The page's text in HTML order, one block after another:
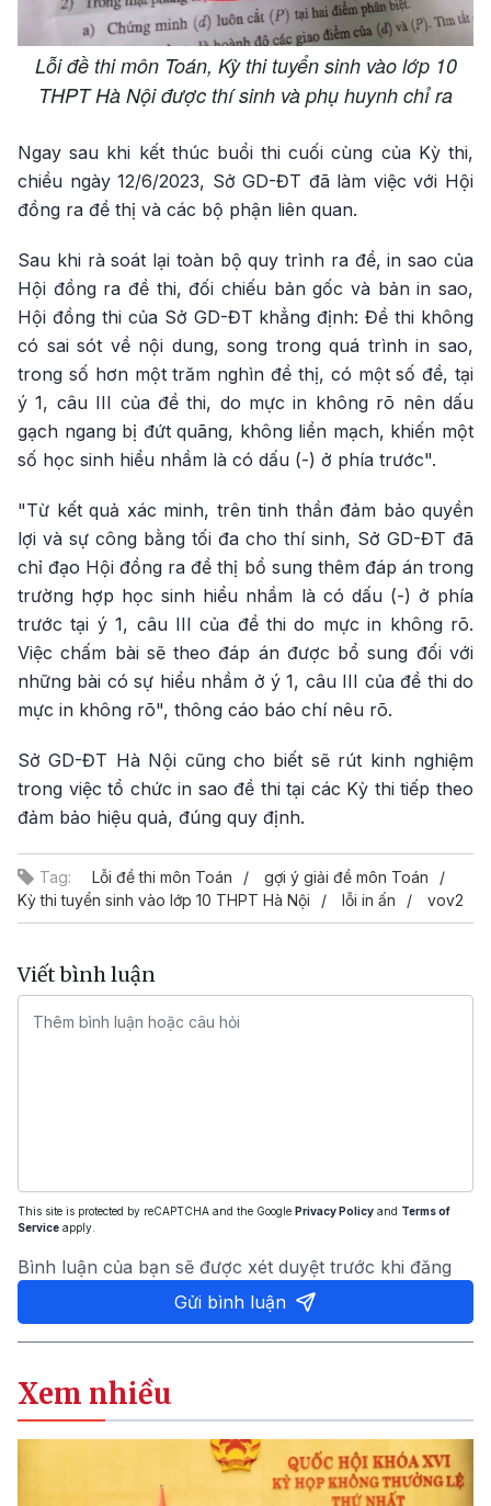
Lỗi đề thi môn Toán, Kỳ thi tuyển sinh vào lớp 10
THPT Hà Nội được thí sinh và phụ huynh chỉ ra
Ngay sau khi kết thúc buổi thi cuối cùng của Kỳ thi,
chiều ngày 12/6/2023, Sở GD-ĐT đã làm việc với Hội
đồng ra đề thị và các bộ phận liên quan.
Sau khi rà soát lại toàn bộ quy trình ra đề, in sao của
Hội đồng ra đề thi, đối chiếu bản gốc và bản in sao,
Hội đồng thi của Sở GD-ĐT khẳng định: Đề thi không
có sai sót về nội dung, song trong quá trình in sao,
trong số hơn một trăm nghìn đề thị, có một số đề, tại
ý 1, câu III của đề thi, do mực in không rõ nên dấu
gạch ngang bị đứt quãng, không liền mạch, khiến một
số học sinh hiểu nhầm là có dấu (-) ở phía trước".
"Từ kết quả xác minh, trên tinh thần đảm bảo quyền
lợi và sự công bằng tối đa cho thí sinh, Sở GD-ĐT đã
chỉ đạo Hội đồng ra đề thị bổ sung thêm đáp án trong
trường hợp học sinh hiểu nhầm là có dấu (-) ở phía
trước tại ý 1, câu III của đề thi do mực in không rõ.
Việc chấm bài sẽ theo đáp án được bổ sung đối với
những bài có sự hiểu nhầm ở ý 1, câu III của đề thi do
mực in không rõ", thông cáo báo chí nêu rõ.
Sở GD-ĐT Hà Nội cũng cho biết sẽ rút kinh nghiệm
trong việc tổ chức in sao đề thi tại các Kỳ thi tiếp theo
đảm bảo hiệu quả, đúng quy định.
Tag: Lỗi đề thi môn Toán
gợi ý giải đề môn Toán
Kỳ thi tuyển sinh vào lớp 10 THPT Hà Nội
lỗi in ấn vov2
Viết bình luận
This site is protected by reCAPTCHA and the Google Privacy Policy and Terms of
Service apply.
Bình luận của bạn sẽ được xét duyệt trước khi đăng
Gửi bình luận
Xem nhiều